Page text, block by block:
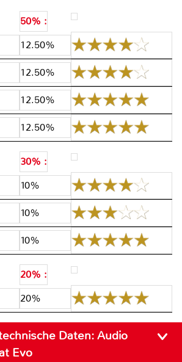
50% :
12.50%
12.50%
12.50%
12.50%
30% :
10%
10%
10%
20% :
20%
Daten: Audio
Evo